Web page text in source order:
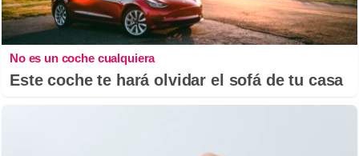
No es un coche cualquiera
Este coche te hará olvidar el sofá de tu casa